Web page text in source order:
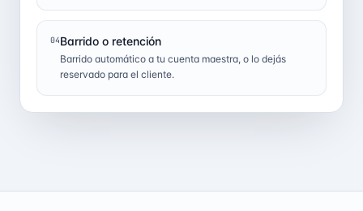
04Barrido o retención
Barrido automático a tu cuenta maestra, o lo dejás
reservado para el cliente.